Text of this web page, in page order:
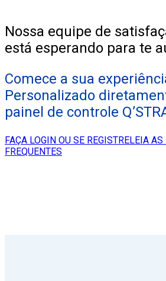
Nossa equipe de
está esperando para te
Comece a sua
Personalizado
painel de controle
FAÇA LOGIN OU SE REGISTRELEIA AS
FREQUENTES